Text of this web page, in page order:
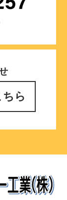
ら